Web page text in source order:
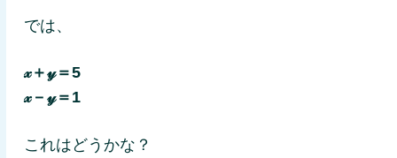
では、
𝓍＋𝓎＝5
𝓍－𝓎＝1
これはどうかな？